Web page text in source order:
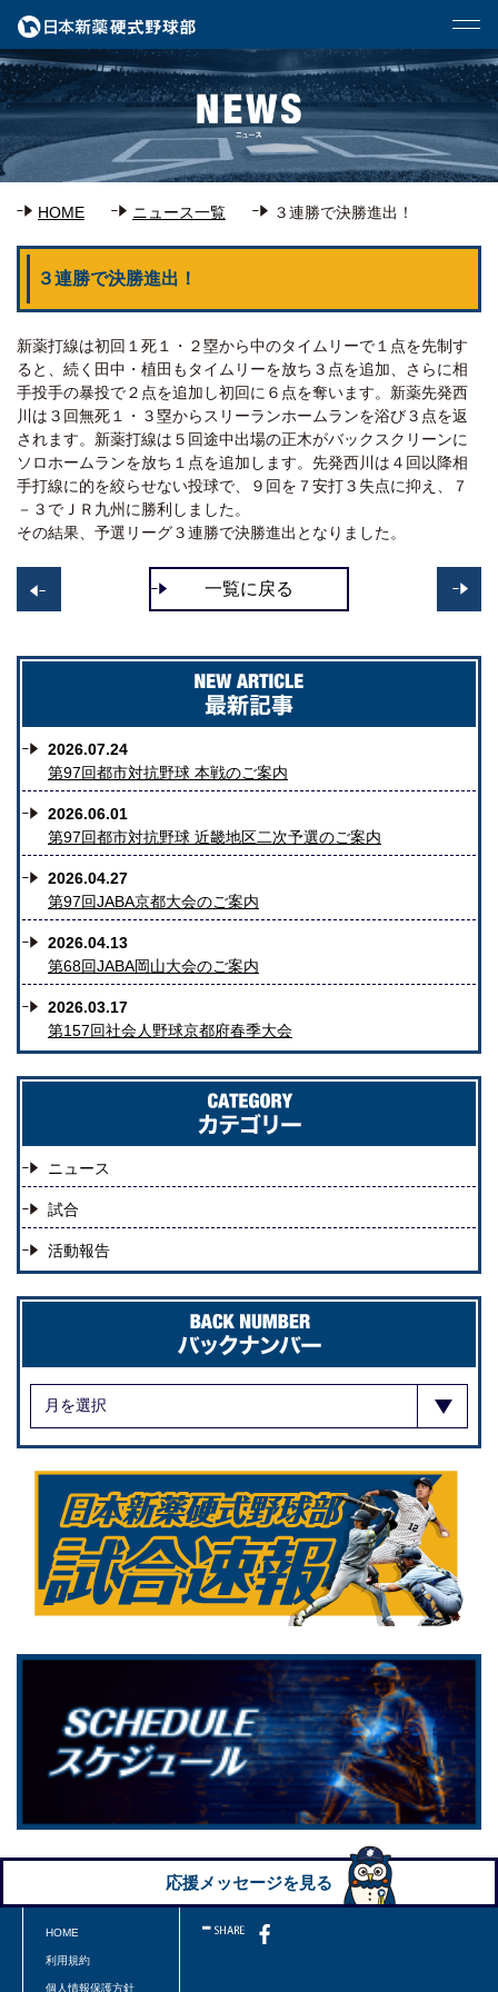
HOME ニュース一覧 ３連勝で決勝進出！
３連勝で決勝進出！
新薬打線は初回１死１・２塁から中のタイムリーで１点を先制す
ると、続く田中・植田もタイムリーを放ち３点を追加、さらに相
手投手の暴投で２点を追加し初回に６点を奪います。新薬先発西
川は３回無死１・３塁からスリーランホームランを浴び３点を返
されます。新薬打線は５回途中出場の正木がバックスクリーンに
ソロホームランを放ち１点を追加します。先発西川は４回以降相
手打線に的を絞らせない投球で、９回を７安打３失点に抑え、７
－３でＪＲ九州に勝利しました。
その結果、予選リーグ３連勝で決勝進出となりました。
一覧に戻る
2026.07.24
第97回都市対抗野球 本戦のご案内
2026.06.01
第97回都市対抗野球 近畿地区二次予選のご案内
2026.04.27
第97回JABA京都大会のご案内
2026.04.13
第68回JABA岡山大会のご案内
2026.03.17
第157回社会人野球京都府春季大会
ニュース
試合
活動報告
応援メッセージを見る
HOME
利用規約
個人情報保護方針